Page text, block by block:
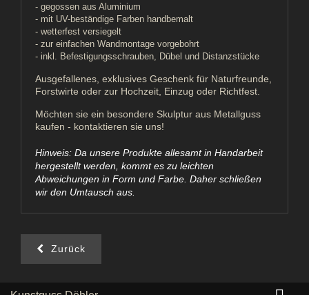
- gegossen aus Aluminium
- mit UV-beständige Farben handbemalt
- wetterfest versiegelt
- zur einfachen Wandmontage vorgebohrt
- inkl. Befestigungsschrauben, Dübel und Distanzstücke
Ausgefallenes, exklusives Geschenk für Naturfreunde,
Forstwirte oder zur Hochzeit, Einzug oder Richtfest.
Möchten sie ein besondere Skulptur aus Metallguss
kaufen - kontaktieren sie uns!
Hinweis: Da unsere Produkte allesamt in Handarbeit
hergestellt werden, kommt es zu leichten
Abweichungen in Form und Farbe. Daher schließen
wir den Umtausch aus.
Zurück